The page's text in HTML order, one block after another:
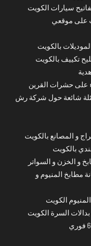
سيارات الكويت
بالكويت
تكييف بالكويت
على حشرات القرين
شائعة حول شركة رش
و المصانع بالكويت
بالكويت
و الخزن و السواتر
مطابخ المنيوم و
الكويت
السرة الكويت